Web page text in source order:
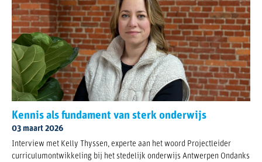
Kennis als fundament van sterk onderwijs
03 maart 2026
Interview met Kelly Thyssen, experte aan het woord Projectleider
curriculumontwikkeling bij het stedelijk onderwijs Antwerpen Ondanks